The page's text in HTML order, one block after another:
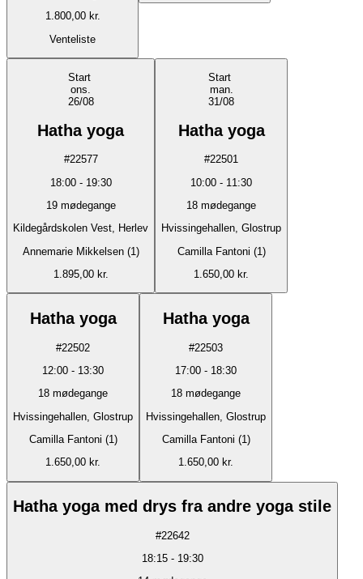
1.800,00 kr.
Venteliste
Start
ons.
26/08
Hatha yoga
#22577
18:00- 19:30
19 mødegange
Kildegårdskolen Vest, Herlev
Annemarie Mikkelsen (1)
1.895,00 kr.
Start
man.
31/08
Hatha yoga
#22501
10:00 - 11:30
18 mødegange
Hvissingehallen, Glostrup
Camilla Fantoni (1)
1.650,00 kr.
Hatha yoga
#22502
12:00 - 13:30
18 mødegange
Hvissingehallen, Glostrup
Camilla Fantoni (1)
1.650,00 kr.
Hatha yoga
#22503
17:00 - 18:30
18 mødegange
Hvissingehallen, Glostrup
Camilla Fantoni (1)
1.650,00 kr.
Hatha yoga med drys fra andre yoga stile
#22642
18:15- 19:30